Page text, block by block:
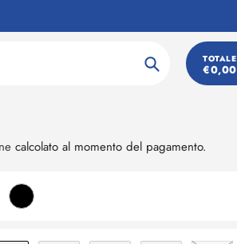
Ricerca
TOTALE
€0,00
calcolato al momento del pagamento.